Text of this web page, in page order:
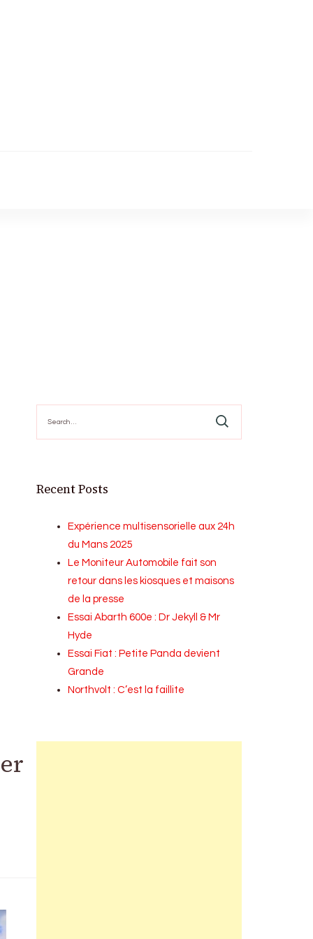
for:
Recent Posts
Expérience multisensorielle aux 24h
du Mans 2025
Le Moniteur Automobile fait son
retour dans les kiosques et maisons
de la presse
Essai Abarth 600e : Dr Jekyll & Mr
Hyde
Essai Fiat : Petite Panda devient
Grande
Northvolt : C’est la faillite